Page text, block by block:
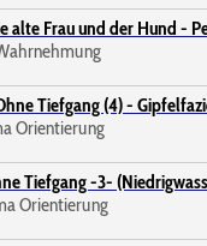
alte Frau und der Hund -
Tiefgang (4) -
Orientierung
Tiefgang -3-
Orientierung